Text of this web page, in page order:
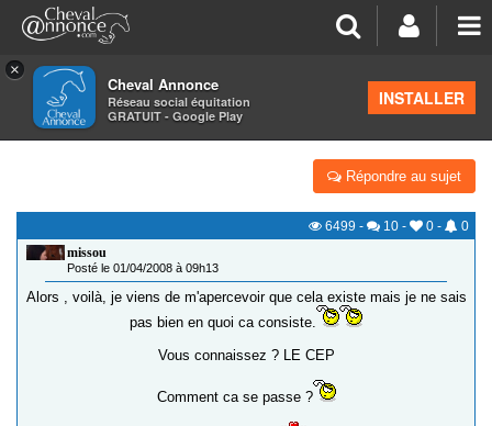
×
Cheval Annonce
Réseau social équitation
GRATUIT - Google Play
INSTALLER
>Formations équestres
CAPACITÉ EQUESTRE PROFESSIONNELLE
Répondre au sujet
6499 - 10 - 0 -
0
missou
Posté le 01/04/2008 à 09h13
Alors , voilà, je viens de m'apercevoir que cela existe mais je ne sais
pas bien en quoi ca consiste.
Vous connaissez ? LE CEP
Comment ca se passe ?